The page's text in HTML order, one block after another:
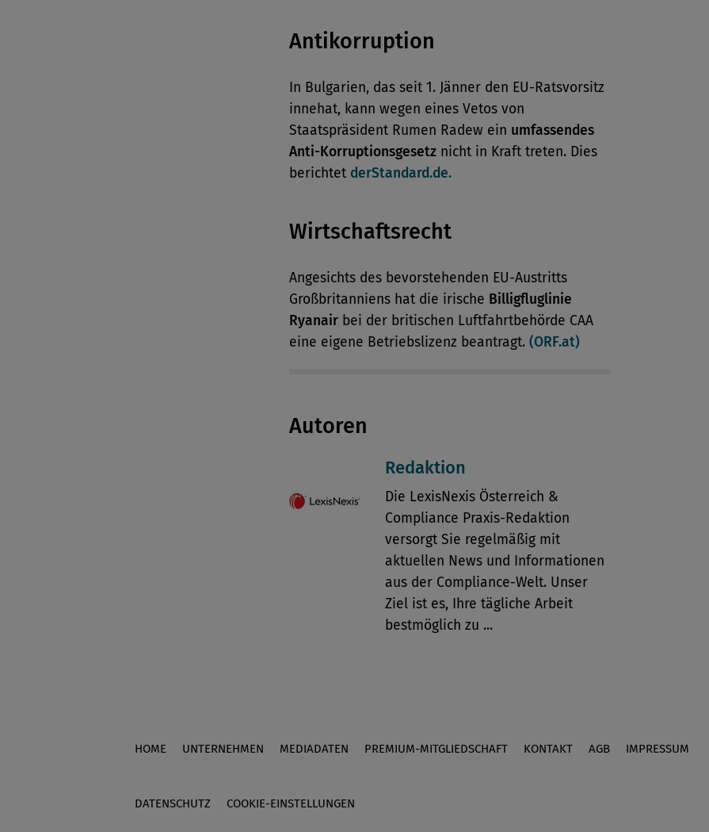
Antikorruption
In Bulgarien, das seit 1. Jänner den EU-Ratsvorsitz
innehat, kann wegen eines Vetos von
Staatspräsident Rumen Radew ein umfassendes
Anti-Korruptionsgesetz nicht in Kraft treten. Dies
berichtet derStandard.de.
Wirtschaftsrecht
Angesichts des bevorstehenden EU-Austritts
Großbritanniens hat die irische Billigfluglinie
Ryanair bei der britischen Luftfahrtbehörde CAA
eine eigene Betriebslizenz beantragt. (ORF.at)
Autoren
Redaktion
Die LexisNexis Österreich &
Compliance Praxis-Redaktion
versorgt Sie regelmäßig mit
aktuellen News und Informationen
aus der Compliance-Welt. Unser
Ziel ist es, Ihre tägliche Arbeit
bestmöglich zu ...
Footer
HOME UNTERNEHMEN MEDIADATEN PREMIUM-MITGLIEDSCHAFT KONTAKT AGB IMPRESSUM
DATENSCHUTZ COOKIE-EINSTELLUNGEN